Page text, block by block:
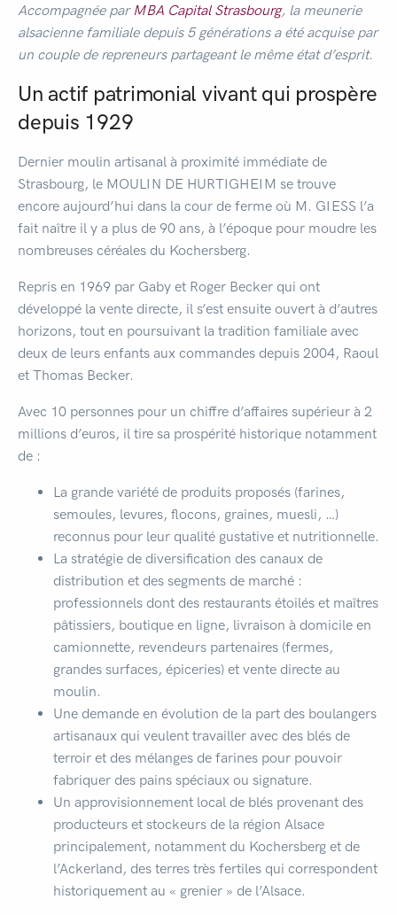
Accompagnée parMBA Capital Strasbourg, la meunerie
alsacienne familiale depuis 5 générations a été acquise par
un couple de repreneurs partageant le même état d’esprit.
Un actif patrimonial vivant qui prospère
depuis 1929
Dernier moulin artisanal à proximité immédiate de
Strasbourg, le MOULIN DE HURTIGHEIM se trouve
encore aujourd’hui dans la cour de ferme où M. GIESS l’a
fait naître il y a plus de 90 ans, à l’époque pour moudre les
nombreuses céréales du Kochersberg.
Repris en 1969 par Gaby et Roger Becker qui ont
développé la vente directe, il s’est ensuite ouvert à d’autres
horizons, tout en poursuivant la tradition familiale avec
deux de leurs enfants aux commandes depuis 2004, Raoul
et Thomas Becker.
Avec 10 personnes pour un chiffre d’affaires supérieur à 2
millions d’euros, il tire sa prospérité historique notamment
de :
La grande variété de produits proposés (farines,
semoules, levures, flocons, graines, muesli, …)
reconnus pour leur qualité gustative et nutritionnelle.
La stratégie de diversification des canaux de
distribution et des segments de marché :
professionnels dont des restaurants étoilés et maîtres
pâtissiers, boutique en ligne, livraison à domicile en
camionnette, revendeurs partenaires (fermes,
grandes surfaces, épiceries) et vente directe au
moulin.
Une demande en évolution de la part des boulangers
artisanaux qui veulent travailler avec des blés de
terroir et des mélanges de farines pour pouvoir
fabriquer des pains spéciaux ou signature.
Un approvisionnement local de blés provenant des
producteurs et stockeurs de la région Alsace
principalement, notamment du Kochersberg et de
l’Ackerland, des terres très fertiles qui correspondent
historiquement au « grenier » de l’Alsace.